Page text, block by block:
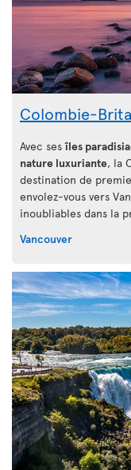
Colombie-
Avec sesîles
nature luxuriante, la
destination de
envolez-vous vers
inoubliables dans la
Vancouver